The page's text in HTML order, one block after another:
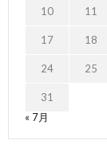
10 11
17 18
24 25
31
« 7月